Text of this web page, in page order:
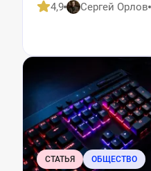
4,9 Сергей Орлов
СТАТЬЯ ОБЩЕСТВО